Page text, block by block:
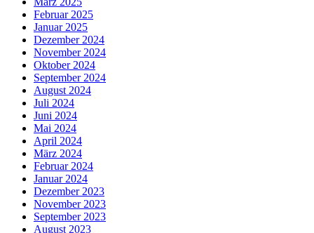
Februar 2025
Januar 2025
Dezember 2024
November 2024
Oktober 2024
September 2024
August 2024
Juli 2024
Juni 2024
Mai 2024
April 2024
März 2024
Februar 2024
Januar 2024
Dezember 2023
November 2023
September 2023
August 2023